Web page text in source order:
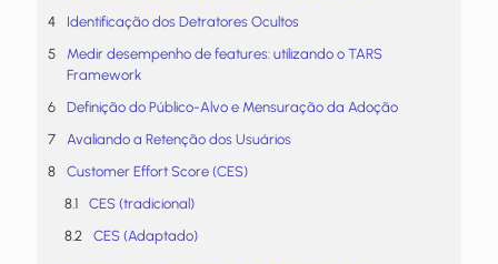
Identificação dos Detratores Ocultos
Medir desempenho de features: utilizando o TARS
Framework
Definição do Público-Alvo e Mensuração da Adoção
Avaliando a Retenção dos Usuários
Customer Effort Score (CES)
CES (tradicional)
CES (Adaptado)